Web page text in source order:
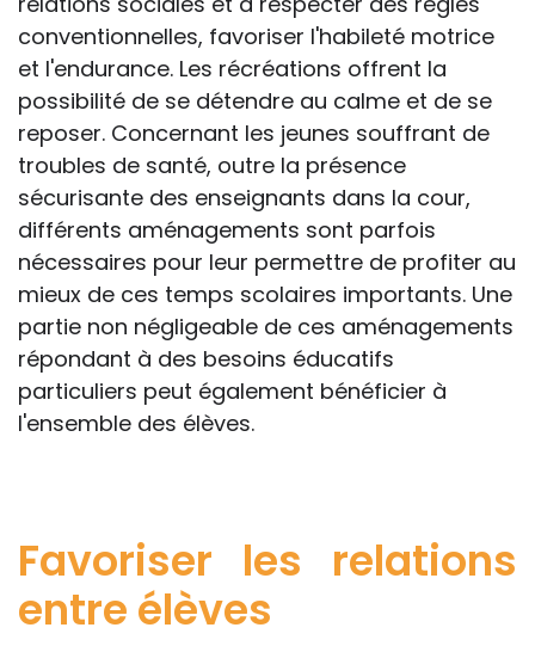
conventionnelles, favoriser l'habileté motrice
et l'endurance. Les récréations offrent la
possibilité de se détendre au calme et de se
reposer. Concernant les jeunes souffrant de
troubles de santé, outre la présence
sécurisante des enseignants dans la cour,
différents aménagements sont parfois
nécessaires pour leur permettre de profiter au
mieux de ces temps scolaires importants. Une
partie non négligeable de ces aménagements
répondant à des besoins éducatifs
particuliers peut également bénéficier à
l'ensemble des élèves.
Favoriser les relations
entre élèves